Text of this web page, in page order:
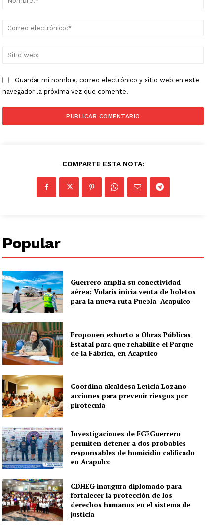
Guardar mi nombre, correo electrónico y sitio web en este
navegador la próxima vez que comente.
COMPARTE ESTA NOTA:
Popular
Guerrero amplía su conectividad
aérea; Volaris inicia venta de boletos
para la nueva ruta Puebla–Acapulco
Proponen exhorto a Obras Públicas
Estatal para que rehabilite el Parque
de la Fábrica, en Acapulco
Coordina alcaldesa Leticia Lozano
acciones para prevenir riesgos por
pirotecnia
Investigaciones de FGEGuerrero
permiten detener a dos probables
responsables de homicidio calificado
en Acapulco
CDHEG inaugura diplomado para
fortalecer la protección de los
derechos humanos en el sistema de
justicia